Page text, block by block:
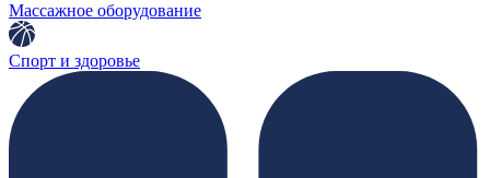
Массажное оборудование
Спорт и здоровье